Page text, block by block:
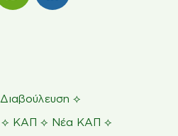
Διαβούλευση ⟡
⟡ ΚΑΠ ⟡ Νέα ΚΑΠ ⟡